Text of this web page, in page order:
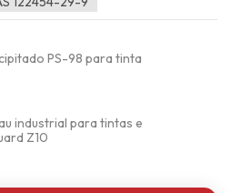
PS-98 para tinta
industrial para tintas e
Z10